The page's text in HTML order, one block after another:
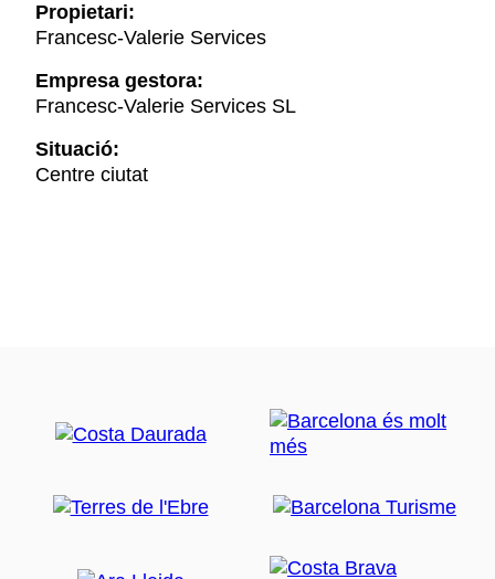
Propietari:
Francesc-Valerie Services
Empresa gestora:
Francesc-Valerie Services SL
Situació:
Centre ciutat